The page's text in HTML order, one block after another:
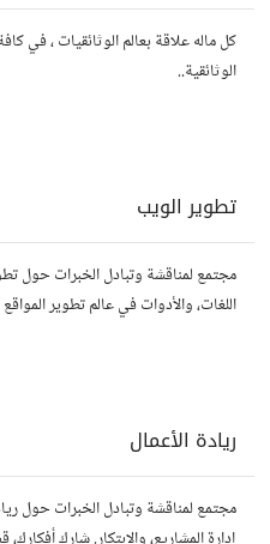
كل ماله علاقة بعالم الوثائقيات ، في
الوثائقية..
تطوير الويب
مجتمع لمناقشة وتبادل الخبرات حول
اللغات، والأدوات في عالم تطوير
ريادة الأعمال
مجتمع لمناقشة وتبادل الخبرات حول